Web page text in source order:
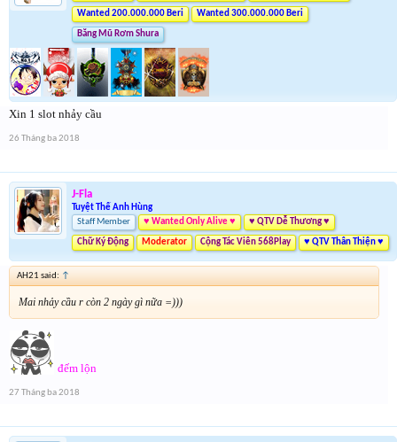
Cụm 4
Wanted 200.000.000 Beri Wanted 300.000.000 Beri
Băng Mũ Rơm Shura
Xin 1 slot nhảy cầu
26 Tháng ba 2018
J-Fla
Tuyệt Thế Anh Hùng
Staff Member
♥ Wanted Only Alive ♥ ♥ QTV Dễ Thương ♥
Chữ Ký Động Moderator Cộng Tác Viên 568Play ♥ QTV Thân Thiện ♥
AH21 said: ↑
Mai nhảy cầu r còn 2 ngày gì nữa =)))
đếm lộn
27 Tháng ba 2018